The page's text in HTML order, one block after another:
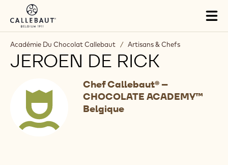
Skip to main content
Académie Du Chocolat Callebaut / Artisans & Chefs
JEROEN DE RICK
Chef Callebaut® –
CHOCOLATE ACADEMY™
Belgique